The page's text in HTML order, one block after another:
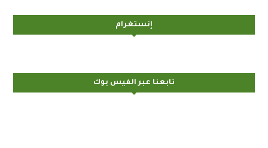
إنستغرام
تابعنا عبر الفيس بوك